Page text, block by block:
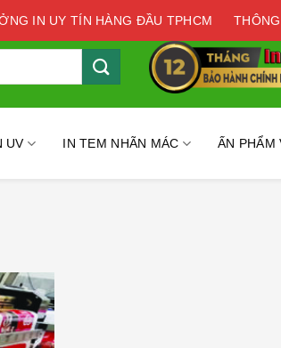
IN UY TÍN HÀNG ĐẦU TPHCM
UV IN TEM NHÃN MÁC ẤN PHẨM